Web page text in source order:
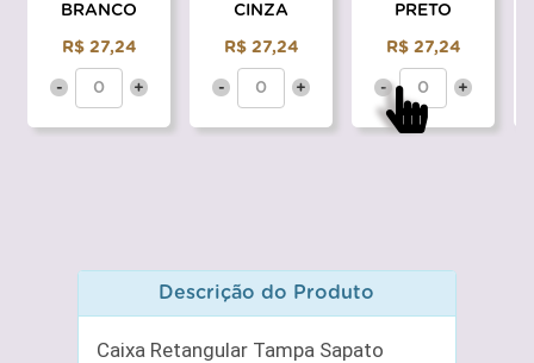
BRANCO
R$ 27,24
- +
CINZA
R$ 27,24
- +
PRETO
R$ 27,24
- +
Descrição do Produto
Caixa Retangular Tampa Sapato